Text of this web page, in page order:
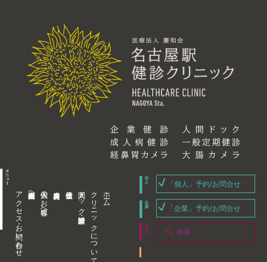
アクセス・お問い合わせ 企業内担当者様へ 個人のお客様へ 人間ドック・健康診断 クリニックについて ホーム
「個人」予約/お問合せ
「企業」予約/お問合せ